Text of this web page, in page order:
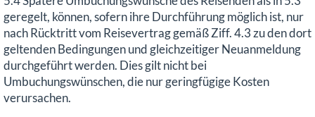
geregelt, können, sofern ihre Durchführung möglich ist, nur
nach Rücktritt vom Reisevertrag gemäß Ziff. 4.3 zu den dort
geltenden Bedingungen und gleichzeitiger Neuanmeldung
durchgeführt werden. Dies gilt nicht bei
Umbuchungswünschen, die nur geringfügige Kosten
verursachen.